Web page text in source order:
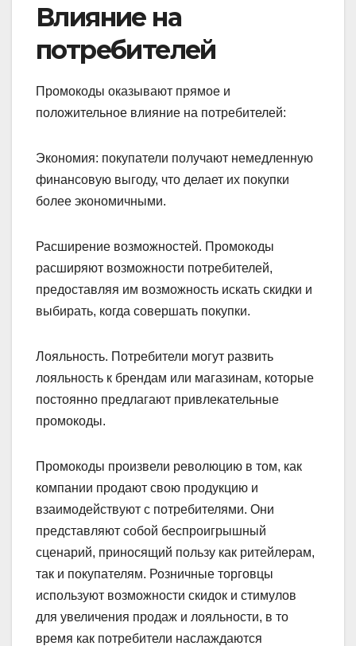
Влияние на
потребителей
Промокоды оказывают прямое и
положительное влияние на потребителей:
Экономия: покупатели получают немедленную
финансовую выгоду, что делает их покупки
более экономичными.
Расширение возможностей. Промокоды
расширяют возможности потребителей,
предоставляя им возможность искать скидки и
выбирать, когда совершать покупки.
Лояльность. Потребители могут развить
лояльность к брендам или магазинам, которые
постоянно предлагают привлекательные
промокоды.
Промокоды произвели революцию в том, как
компании продают свою продукцию и
взаимодействуют с потребителями. Они
представляют собой беспроигрышный
сценарий, приносящий пользу как ритейлерам,
так и покупателям. Розничные торговцы
используют возможности скидок и стимулов
для увеличения продаж и лояльности, в то
время как потребители наслаждаются